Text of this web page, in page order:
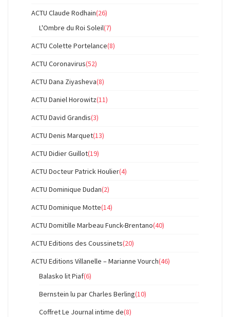
ACTU Claude Rodhain(26)
L'Ombre du Roi Soleil(7)
ACTU Colette Portelance(8)
ACTU Coronavirus(52)
ACTU Dana Ziyasheva(8)
ACTU Daniel Horowitz(11)
ACTU David Grandis(3)
ACTU Denis Marquet(13)
ACTU Didier Guillot(19)
ACTU Docteur Patrick Houlier(4)
ACTU Dominique Dudan(2)
ACTU Dominique Motte(14)
ACTU Domitille Marbeau Funck-Brentano(40)
ACTU Editions des Coussinets(20)
ACTU Editions Villanelle – Marianne Vourch(46)
Balasko lit Piaf(6)
Bernstein lu par Charles Berling(10)
Coffret Le Journal intime de(8)